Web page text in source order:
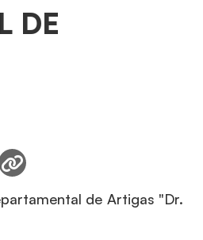
DE
de Artigas "Dr.